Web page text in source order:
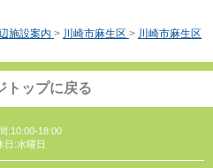
施設案内 > 川崎市麻生区 > 川崎市麻生区
トップに戻る
:10:00-18:00
日:水曜日